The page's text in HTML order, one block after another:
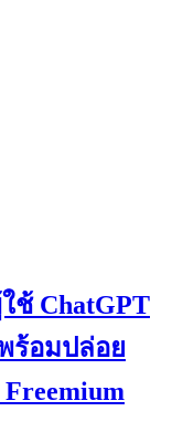
ช้ ChatGPT
ร้อมปล่อย